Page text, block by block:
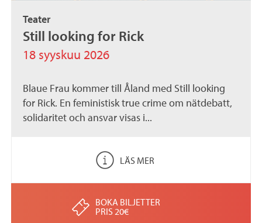
Teater
Still looking for Rick
18 syyskuu 2026
Blaue Frau kommer till Åland med Still looking
for Rick. En feministisk true crime om nätdebatt,
solidaritet och ansvar visas i...
LÄS MER
BOKA BILJETTER
PRIS 20€